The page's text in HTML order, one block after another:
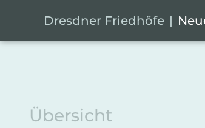
Dresdner Friedhöfe
Übersicht